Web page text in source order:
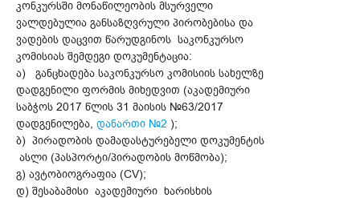
კონკურსში მონაწილეობის მსურველი
ვალდებულია განსაზღვრული პირობებისა და
ვადების დაცვით წარუდგინოს საკონკურსო
კომისიას შემდეგი დოკუმენტაცია:
ა) განცხადება საკონკურსო კომისიის სახელზე
დადგენილი ფორმის მიხედვით (აკადემიური
საბჭოს 2017 წლის 31 მაისის №63/2017
დადგენილება, დანართი №2 );
ბ) პირადობის დამადასტურებელი დოკუმენტის
ასლი (პასპორტი/პირადობის მოწმობა);
გ) ავტობიოგრაფია (CV);
დ) შესაბამისი აკადემიური ხარისხის